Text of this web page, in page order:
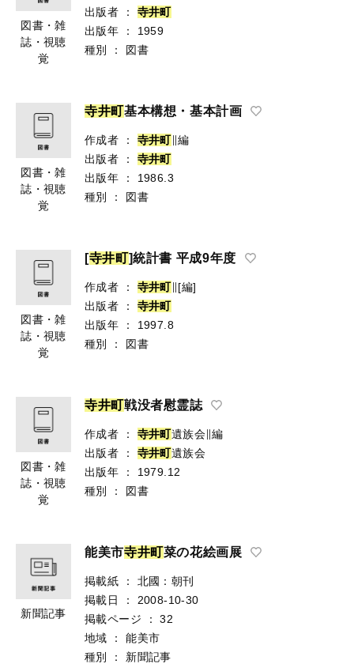
図書・雑
誌・視聴
覚
出版者
： 寺井町
出版年
：
1959
種別
： 図書
図書・雑
誌・視聴
覚
寺井町基本構想・基本計画
作成者 ： 寺井町∥編
出版者
： 寺井町
出版年
：
1986.3
種別
： 図書
図書・雑
誌・視聴
覚
[寺井町]統計書 平成9年度
作成者 ： 寺井町∥[編]
出版者
： 寺井町
出版年
：
1997.8
種別
： 図書
図書・雑
誌・視聴
覚
寺井町戦没者慰霊誌
作成者 ： 寺井町遺族会∥編
出版者
： 寺井町遺族会
出版年
：
1979.12
種別
： 図書
新聞記事
能美市寺井町菜の花絵画展
掲載紙 ：
北國：朝刊
掲載日
：
2008-10-30
掲載ページ
：
32
地域
：
能美市
種別
： 新聞記事